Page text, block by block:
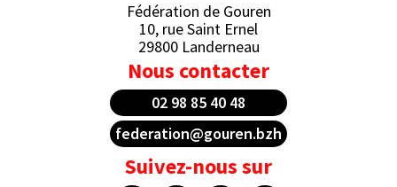
Fédération de Gouren
10, rue Saint Ernel
29800 Landerneau
Nous contacter
02 98 85 40 48
federation@gouren.bzh
Suivez-nous sur